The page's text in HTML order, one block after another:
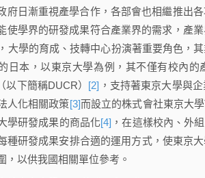
日漸重視產學合作，各部會也相繼推出各
使學界的研發成果符合產業界的需求，產
大學的育成、技轉中心扮演著重要角色，
日本，以東京大學為例，其不僅有校內的
以下簡稱DUCR） [2] ，支持著東京大學與
人化相關政策[3]而設立的株式會社東京大
學研發成果的商品化[4] ，在這樣校內、外
種研發成果安排合適的運用方式，使東京
，以供我國相關單位參考。